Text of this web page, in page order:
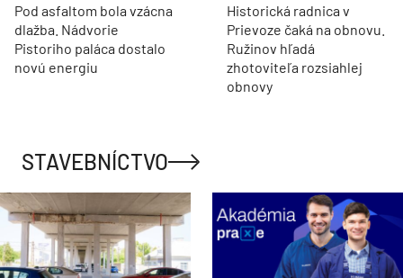
Pod asfaltom bola vzácna
dlažba. Nádvorie
Pistoriho paláca dostalo
novú energiu
Historická radnica v
Prievoze čaká na obnovu.
Ružinov hľadá
zhotoviteľa rozsiahlej
obnovy
STAVEBNÍCTVO